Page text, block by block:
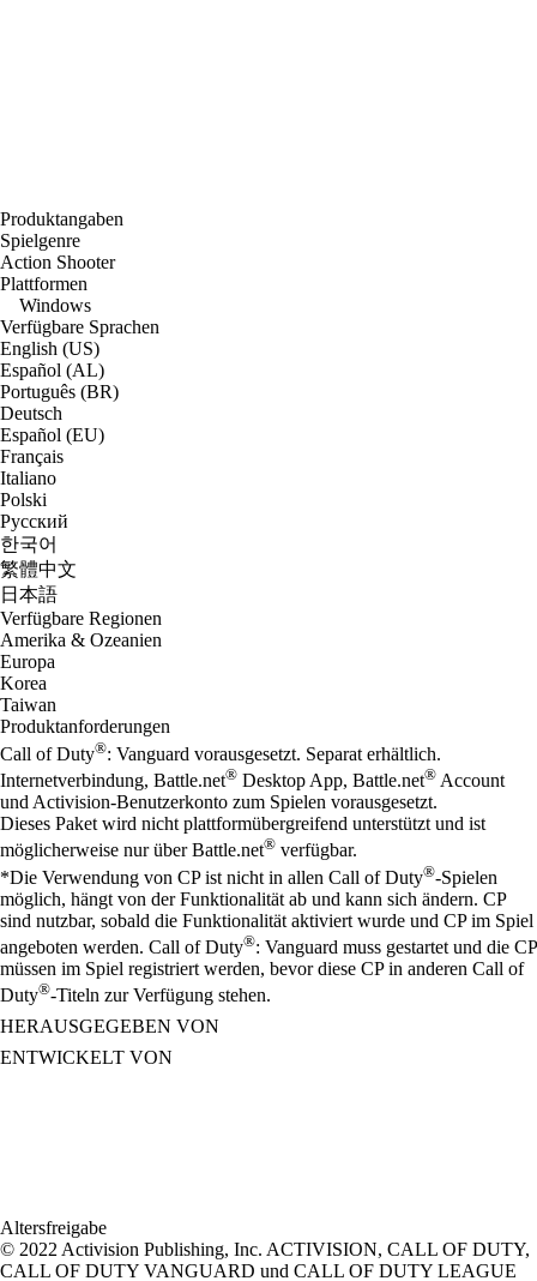
Produktangaben
Spielgenre
Action Shooter
Plattformen
Windows
Verfügbare Sprachen
English (US)
Español (AL)
Português (BR)
Deutsch
Español (EU)
Français
Italiano
Polski
Русский
한국어
繁體中文
日本語
Verfügbare Regionen
Amerika & Ozeanien
Europa
Korea
Taiwan
Produktanforderungen
Call of Duty®: Vanguard vorausgesetzt. Separat erhältlich.
Internetverbindung, Battle.net® Desktop App, Battle.net® Account
und Activision-Benutzerkonto zum Spielen vorausgesetzt.
Dieses Paket wird nicht plattformübergreifend unterstützt und ist
möglicherweise nur über Battle.net® verfügbar.
*Die Verwendung von CP ist nicht in allen Call of Duty®-Spielen
möglich, hängt von der Funktionalität ab und kann sich ändern. CP
sind nutzbar, sobald die Funktionalität aktiviert wurde und CP im Spiel
angeboten werden. Call of Duty®: Vanguard muss gestartet und die CP
müssen im Spiel registriert werden, bevor diese CP in anderen Call of
Duty®-Titeln zur Verfügung stehen.
HERAUSGEGEBEN VON
ENTWICKELT VON
Altersfreigabe
© 2022 Activision Publishing, Inc. ACTIVISION, CALL OF DUTY,
CALL OF DUTY VANGUARD und CALL OF DUTY LEAGUE